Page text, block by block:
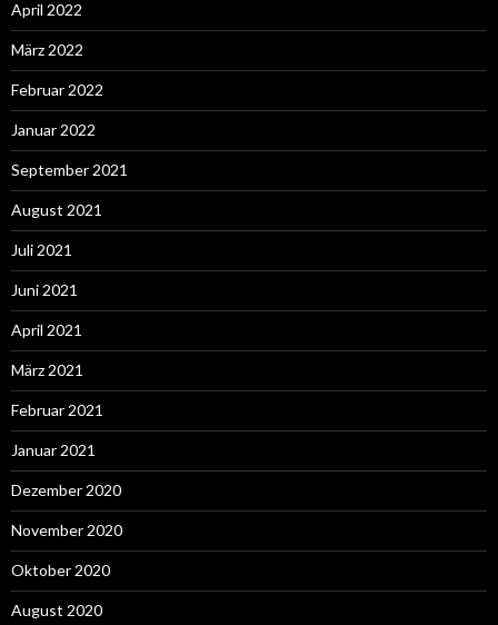
April 2022
März 2022
Februar 2022
Januar 2022
September 2021
August 2021
Juli 2021
Juni 2021
April 2021
März 2021
Februar 2021
Januar 2021
Dezember 2020
November 2020
Oktober 2020
August 2020